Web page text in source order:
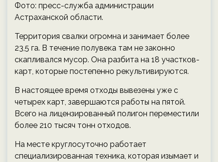
Фото: пресс-служба администрации
Астраханской области.
Территория свалки огромна и занимает более
23,5 га. В течение полувека там не законно
скапливался мусор. Она разбита на 18 участков-
карт, которые постепенно рекультивируются.
В настоящее время отходы вывезены уже с
четырех карт, завершаются работы на пятой.
Всего на лицензированный полигон переместили
более 210 тысяч тонн отходов.
На месте круглосуточно работает
специализированная техника, которая изымает и